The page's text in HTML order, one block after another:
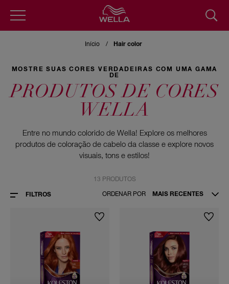
Início Hair color
MOSTRE SUAS CORES VERDADEIRAS COM UMA GAMA
DE
PRODUTOS DE CORES
WELLA
Entre no mundo colorido de Wella! Explore os melhores
produtos de coloração de cabelo da classe e explore novos
visuais, tons e estilos!
13 PRODUTOS
ORDENAR POR MAIS RECENTES
FILTROS
MARCAS DE COLORAÇÃO
Koleston
Soft Color